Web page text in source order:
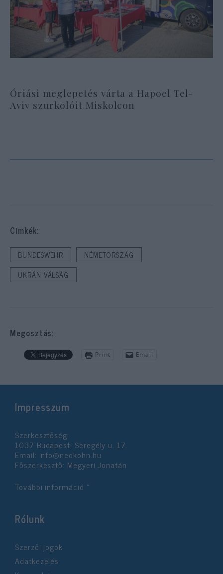
Óriási meglepetés várta a Hapoel Tel-
Aviv szurkolóit Miskolcon
Cimkék:
BUNDESWEHR
NÉMETORSZÁG
UKRÁN VÁLSÁG
Megosztás:
Print Email
Impresszum
Szerkesztőség:
1037 Budapest, Seregély u. 17.
Email: info@neokohn.hu
Főszerkesztő: Megyeri Jonatán
További információ »
Rólunk
Szerzői jogok
Adatkezelés